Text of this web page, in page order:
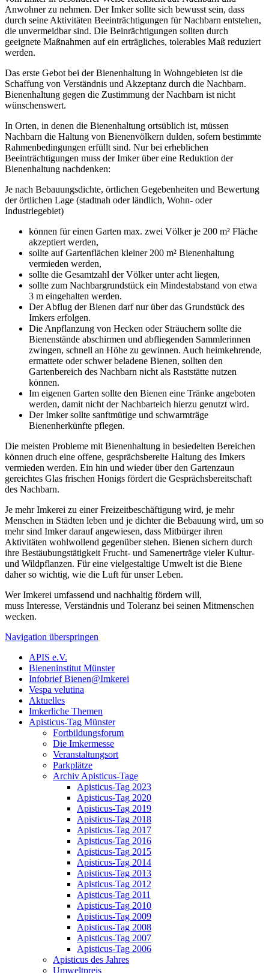
Anwohner zu nehmen. Der Imker sollte sich bewusst sein, dass
durch seine Aktivitäten Beeinträchtigungen für Nachbarn entstehen,
die unvermeidbar sind. Die Beinrächtigungen sollten durch
geeignete Maßnahmen auf ein erträgliches, tolerables Maß reduziert
werden.
Das erste Gebot bei der Bienenhaltung in Wohngebieten ist die
Schaffung von Verständnis und Akzeptanz durch die Nachbarn.
Bienenhaltung gegen die Zustimmung der Nachbarn ist nicht
wünschenswert.
In Orten, in denen die Bienenhaltung ortsüblich ist, müssen
Nachbarn die Haltung von Bienenvölkern dulden, sofern bestimmte
Rahmenbedingungen erfüllt sind. Nur bei erheblichen
Beeinträchtigungen muss der Imker über eine Reduktion der
Bienenhaltung nachdenken:
Je nach Bebauungsdichte, örtlichen Gegebenheiten und Bewertung
der örtlichen Lage (stadtnah oder ländlich, Wohn- oder
Industriegebiet)
können für einen Garten max. zwei Völker je 200 m² Fläche
akzeptiert werden,
sollte auf Gartenflächen kleiner 200 m² Bienenhaltung
vermieden werden,
sollte die Gesamtzahl der Völker unter acht liegen,
sollte zum Nachbargrundstück ein Mindestabstand von etwa
3 m eingehalten werden.
Der Abflug der Bienen darf nur über das Grundstück des
Imkers erfolgen.
Die Anpflanzung von Hecken oder Sträuchern sollte die
Bienenstände abschirmen und abfliegenden Sammlerinnen
zwingen, schnell an Höhe zu gewinnen. Auch heimkehrende,
ermattete oder schwer beladene Bienen, sollten den
Gartenbereich des Nachbarn nicht als Raststätte nutzen
können.
Im eigenen Garten sollte den Bienen eine Tränke angeboten
werden, damit nicht der Nachbarteich hierzu genutzt wird.
Der Imker sollte sanftmütige und schwarmträge
Bienenherkünfte pflegen.
Die meisten Probleme mit Bienenhaltung in besiedelten Bereichen
können druch eine offene, gesprächsbereite Haltung des Imkers
vermieden werden. Ein hin und wieder über den Gartenzaun
gereichtes Glas frischen Honigs fördert die Gesprächsbereitschaft
des Nachbarn.
Je mehr Imkerei zu einer Freizeitbeschäftigung wird, je mehr
Menschen in Städten leben und je dichter die Bebauung wird, um so
mehr sind Imker darauf angewiesen, dass Mitbürger ihren
Aktivitäten wohlwollend gegenüber stehen. Bienen sichern durch
ihre Bestäubungstätigkeit Frucht- und Samenerträge vieler Kultur-
und Wildpflanzen. Für eine vielgestaltige Umwelt ist die Biene
daher so wichtig, wie die Luft für unser Leben.
Wer Imkerei umfassend und nachhaltig fördern will,
muss Interesse, Verständnis und Toleranz bei seinen Mitmenschen
wecken.
Navigation überspringen
APIS e.V.
Bieneninstitut Münster
Infobrief Bienen@Imkerei
Vespa velutina
Aktuelles
Imkerliche Themen
Apisticus-Tag Münster
Fortbildungsforum
Die Imkermesse
Veranstaltungsort
Parkplätze
Archiv Apisticus-Tage
Apisticus-Tag 2023
Apisticus-Tag 2020
Apisticus-Tag 2019
Apisticus-Tag 2018
Apisticus-Tag 2017
Apisticus-Tag 2016
Apisticus-Tag 2015
Apisticus-Tag 2014
Apisticus-Tag 2013
Apisticus-Tag 2012
Apisticus-Tag 2011
Apisticus-Tag 2010
Apisticus-Tag 2009
Apisticus-Tag 2008
Apisticus-Tag 2007
Apisticus-Tag 2006
Apisticus des Jahres
Umweltpreis